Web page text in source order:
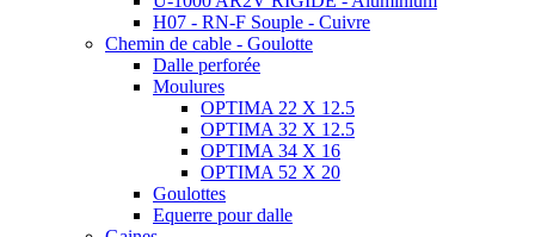
H07 - RN-F Souple - Cuivre
Chemin de cable - Goulotte
Dalle perforée
Moulures
OPTIMA 22 X 12.5
OPTIMA 32 X 12.5
OPTIMA 34 X 16
OPTIMA 52 X 20
Goulottes
Equerre pour dalle